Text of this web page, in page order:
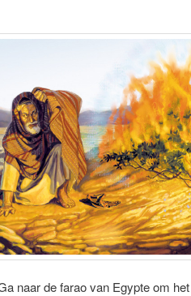
naar de farao van Egypte om